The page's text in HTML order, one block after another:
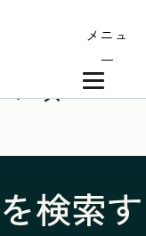
メニュ
ー
ース
検索す